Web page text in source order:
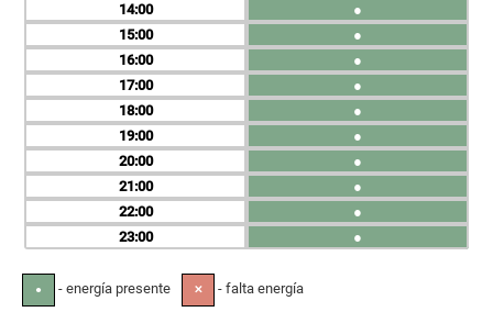
14
15
16
17
18
19
20
21
22
23
●
●
●
●
●
●
●
●
●
●
● - energía presente ✕ - falta energía